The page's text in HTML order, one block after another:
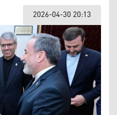
2026-04-30 20:13